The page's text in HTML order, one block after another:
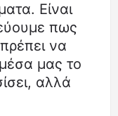
Είναι
πως
να
μέσα μας το
αλλά